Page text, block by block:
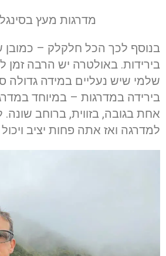
מדרגות מעץ
בנוסף לכך הכל חלקלק – כמובן
בירידות. באולטרה יש הרבה זמן
שלמי שיש נעליים במידה גדולה
בירידה במדרגות – במיוחד
אחת בגובה, בזווית, ברוחב
למדרגה ואז אתה פחות יציב